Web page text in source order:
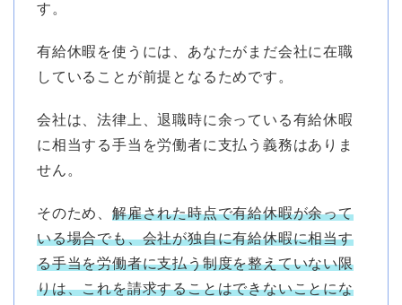
す。
有給休暇を使うには、あなたがまだ会社に在職
していることが前提となるためです。
会社は、法律上、退職時に余っている有給休暇
に相当する手当を労働者に支払う義務はありま
せん。
そのため、 解雇された時点で有給休暇が余って
いる場合でも、会社が独自に有給休暇に相当す
る手当を労働者に支払う制度を整えていない限
りは、これを請求することはできないことにな